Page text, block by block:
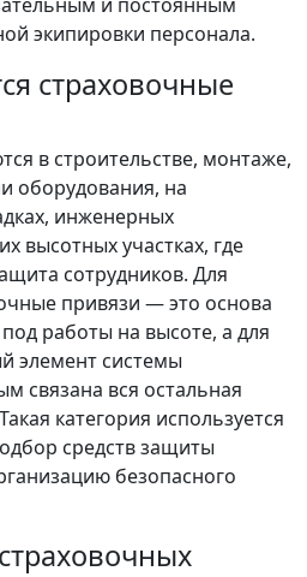
экипировки персонала.
страховочные
в строительстве, монтаже,
оборудования, на
инженерных
высотных участках, где
сотрудников. Для
привязи — это основа
работы на высоте, а для
элемент системы
связана вся остальная
категория используется
средств защиты
безопасного